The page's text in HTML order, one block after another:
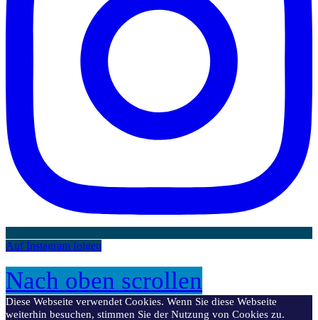
Auf Instagram folgen
Nach oben scrollen
Diese Webseite verwendet Cookies. Wenn Sie diese Webseite
weiterhin besuchen, stimmen Sie der Nutzung von Cookies zu.